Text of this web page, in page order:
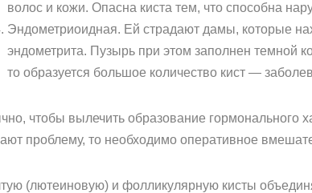
волос и кожи. Опасна киста тем, что способна
Эндометриоидная. Ей страдают дамы, которые
эндометрита. Пузырь при этом заполнен темной
то образуется большое количество кист —
чтобы вылечить образование гормонального
проблему, то необходимо оперативное
(лютеиновую) и фолликулярную кисты